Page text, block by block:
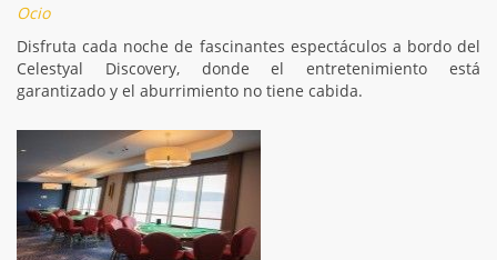
Ocio
Disfruta cada noche de fascinantes espectáculos a bordo del
Celestyal Discovery, donde el entretenimiento está
garantizado y el aburrimiento no tiene cabida.